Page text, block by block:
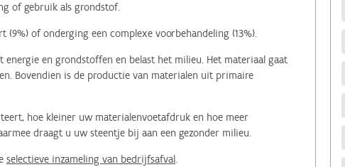
of gebruik als grondstof.
(9%) of onderging een complexe voorbehandeling (13%).
energie en grondstoffen en belast het milieu. Het materiaal gaat
Bovendien is de productie van materialen uit primaire
hoe kleiner uw materialenvoetafdruk en hoe meer
draagt u uw steentje bij aan een gezonder milieu.
selectieve inzameling van bedrijfsafval.